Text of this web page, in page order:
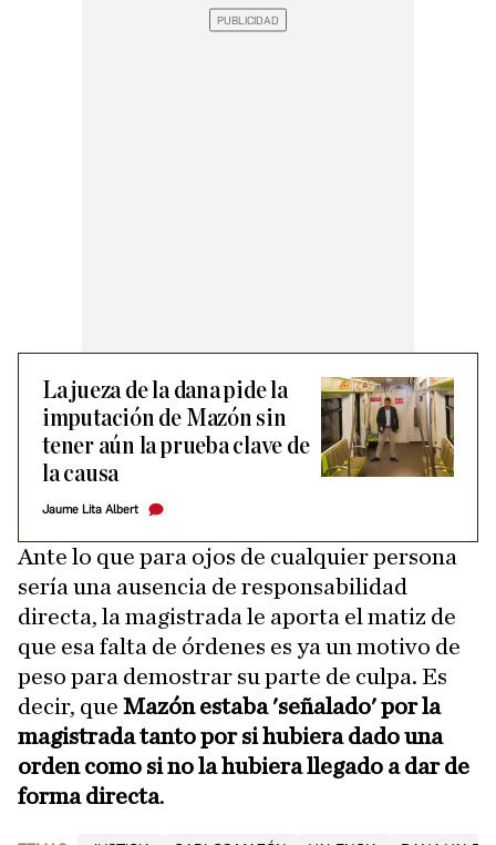
La jueza de la dana pide la
imputación de Mazón sin
tener aún la prueba clave de
la causa
Jaume Lita Albert
Ante lo que para ojos de cualquier persona
sería una ausencia de responsabilidad
directa, la magistrada le aporta el matiz de
que esa falta de órdenes es ya un motivo de
peso para demostrar su parte de culpa. Es
decir, que Mazón estaba 'señalado' por la
magistrada tanto por si hubiera dado una
orden como si no la hubiera llegado a dar de
forma directa.